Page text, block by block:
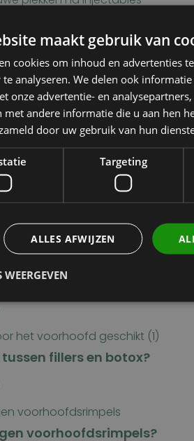
plekken na injectables?
is wat je mag verwachten
van een filler
kraaienpootjes?
fillers en botox?
voorhoofdsrimpels?
maakt gebruik van
cookies om inhoud en advertenties
te analyseren. We delen ook
onze advertentie- en
met andere informatie die u aan hen
door uw gebruik van hun
Targeting
ALLES AFWIJZEN
WEERGEVEN
Prestatie Targeting
worden gebruikt om te zien hoe bezoekers de
Aanbieder /Domein
Vervaldatum